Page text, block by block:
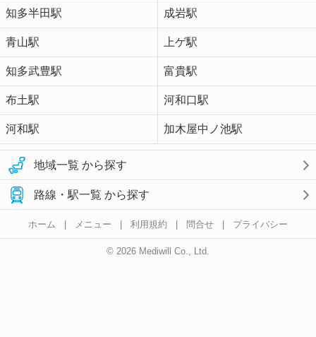
知多半田駅 成岩駅
青山駅 上ゲ駅
知多武豊駅 富貴駅
布土駅 河和口駅
河和駅 加木屋中ノ池駅
地域一覧 から探す
路線・駅一覧 から探す
ホーム | メニュー | 利用規約 | 問合せ | プライバシー
© 2026 Mediwill Co., Ltd.